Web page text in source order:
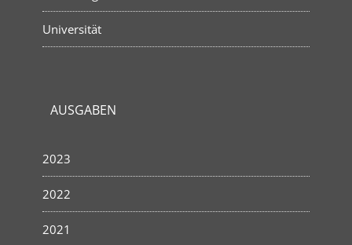
Universität
AUSGABEN
2023
2022
2021